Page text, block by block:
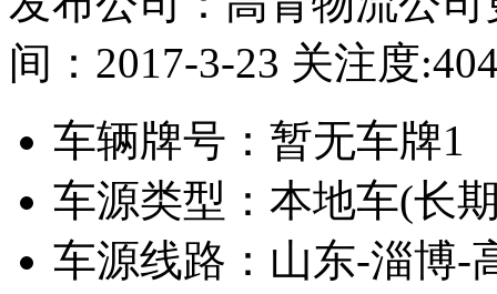
间：2017-3-23 关注度
车辆牌号： 暂无车牌1
车源类型： 本地车(长
车源线路： 山东-淄博-